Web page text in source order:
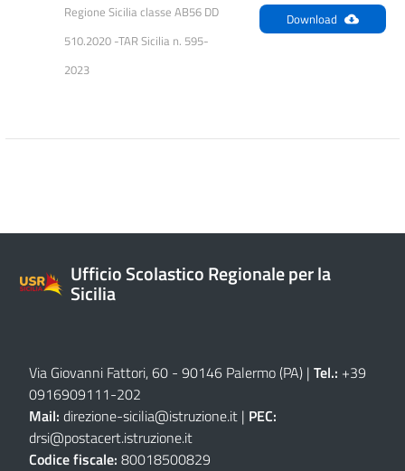
Regione Sicilia classe AB56 DD
510.2020 -TAR Sicilia n. 595-
2023
Download
Ufficio Scolastico Regionale per la
Sicilia
Via Giovanni Fattori, 60 - 90146 Palermo (PA) | Tel.: +39
0916909111-202
Mail: direzione-sicilia@istruzione.it | PEC:
drsi@postacert.istruzione.it
Codice fiscale: 80018500829